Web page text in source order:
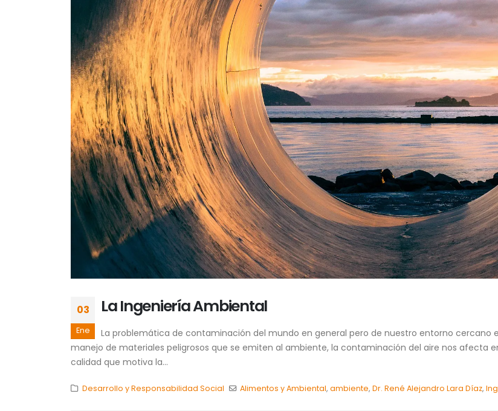
03
Ene
La Ingeniería Ambiental
La problemática de contaminación del mundo en general pero de nuestro entorno cercano
manejo de materiales peligrosos que se emiten al ambiente, la contaminación del aire nos afecta
calidad que motiva la...
Desarrollo y Responsabilidad Social Alimentos y Ambiental,ambiente,Dr. René Alejandro Lara Díaz,